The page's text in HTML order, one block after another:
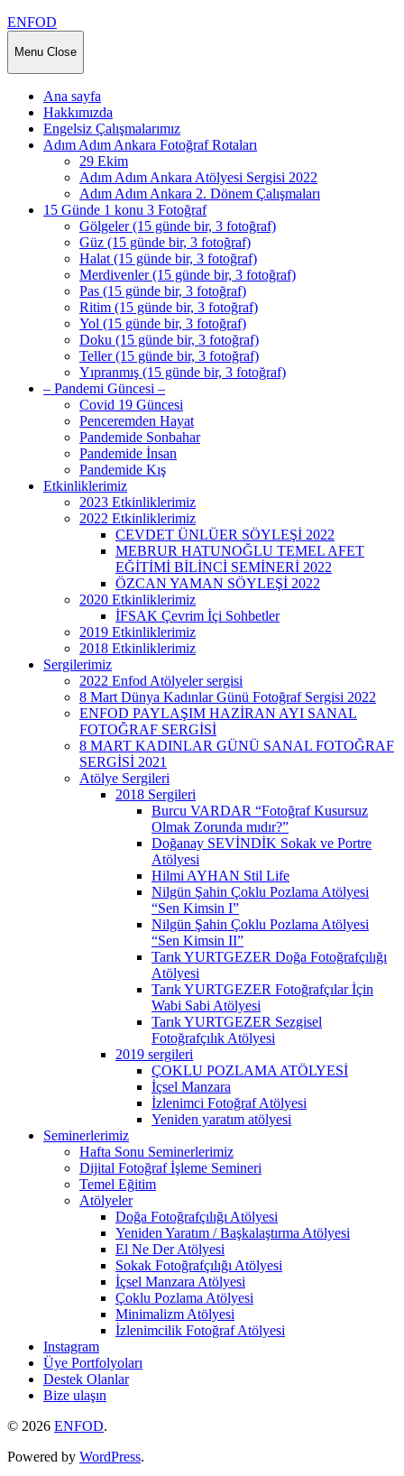
ENFOD
Menu Close
Ana sayfa
Hakkımızda
Engelsiz Çalışmalarımız
Adım Adım Ankara Fotoğraf Rotaları
29 Ekim
Adım Adım Ankara Atölyesi Sergisi 2022
Adım Adım Ankara 2. Dönem Çalışmaları
15 Günde 1 konu 3 Fotoğraf
Gölgeler (15 günde bir, 3 fotoğraf)
Güz (15 günde bir, 3 fotoğraf)
Halat (15 günde bir, 3 fotoğraf)
Merdivenler (15 günde bir, 3 fotoğraf)
Pas (15 günde bir, 3 fotoğraf)
Ritim (15 günde bir, 3 fotoğraf)
Yol (15 günde bir, 3 fotoğraf)
Doku (15 günde bir, 3 fotoğraf)
Teller (15 günde bir, 3 fotoğraf)
Yıpranmış (15 günde bir, 3 fotoğraf)
– Pandemi Güncesi –
Covid 19 Güncesi
Penceremden Hayat
Pandemide Sonbahar
Pandemide İnsan
Pandemide Kış
Etkinliklerimiz
2023 Etkinliklerimiz
2022 Etkinliklerimiz
CEVDET ÜNLÜER SÖYLEŞİ 2022
MEBRUR HATUNOĞLU TEMEL AFET
EĞİTİMİ BİLİNCİ SEMİNERİ 2022
ÖZCAN YAMAN SÖYLEŞİ 2022
2020 Etkinliklerimiz
İFSAK Çevrim İçi Sohbetler
2019 Etkinliklerimiz
2018 Etkinliklerimiz
Sergilerimiz
2022 Enfod Atölyeler sergisi
8 Mart Dünya Kadınlar Günü Fotoğraf Sergisi 2022
ENFOD PAYLAŞIM HAZİRAN AYI SANAL
FOTOĞRAF SERGİSİ
8 MART KADINLAR GÜNÜ SANAL FOTOĞRAF
SERGİSİ 2021
Atölye Sergileri
2018 Sergileri
Burcu VARDAR “Fotoğraf Kusursuz
Olmak Zorunda mıdır?”
Doğanay SEVİNDİK Sokak ve Portre
Atölyesi
Hilmi AYHAN Stil Life
Nilgün Şahin Çoklu Pozlama Atölyesi
“Sen Kimsin I”
Nilgün Şahin Çoklu Pozlama Atölyesi
“Sen Kimsin II”
Tarık YURTGEZER Doğa Fotoğrafçılığı
Atölyesi
Tarık YURTGEZER Fotoğrafçılar İçin
Wabi Sabi Atölyesi
Tarık YURTGEZER Sezgisel
Fotoğrafçılık Atölyesi
2019 sergileri
ÇOKLU POZLAMA ATÖLYESİ
İçsel Manzara
İzlenimci Fotoğraf Atölyesi
Yeniden yaratım atölyesi
Seminerlerimiz
Hafta Sonu Seminerlerimiz
Dijital Fotoğraf İşleme Semineri
Temel Eğitim
Atölyeler
Doğa Fotoğrafçılığı Atölyesi
Yeniden Yaratım / Başkalaştırma Atölyesi
El Ne Der Atölyesi
Sokak Fotoğrafçılığı Atölyesi
İçsel Manzara Atölyesi
Çoklu Pozlama Atölyesi
Minimalizm Atölyesi
İzlenimcilik Fotoğraf Atölyesi
Instagram
Üye Portfolyoları
Destek Olanlar
Bize ulaşın
© 2026 ENFOD.
Powered by WordPress.